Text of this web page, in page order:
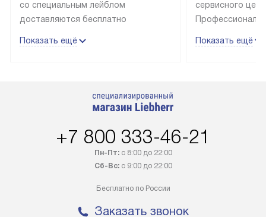
со специальным лейблом
доставляются бесплатно
до подъезда, выезд за МКАД
в течение трех дней. Доставка
регионы осуществляется через
100% предоплаты наша компания
до представительства
транспортной компании в городе
Показать ещё
сервисного
эксплуатации
Стоимость
Показать ещё
+7 800 333-46-21
Пн-Пт:с 8:00 до 22:00
Сб-Вс:с 9:00 до 22:00
Бесплатно по России
Заказать звонок